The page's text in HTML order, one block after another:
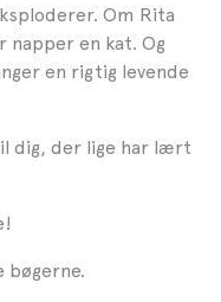
Om Rita
napper en kat. Og
en rigtig levende
dig, der lige har lært
bøgerne.